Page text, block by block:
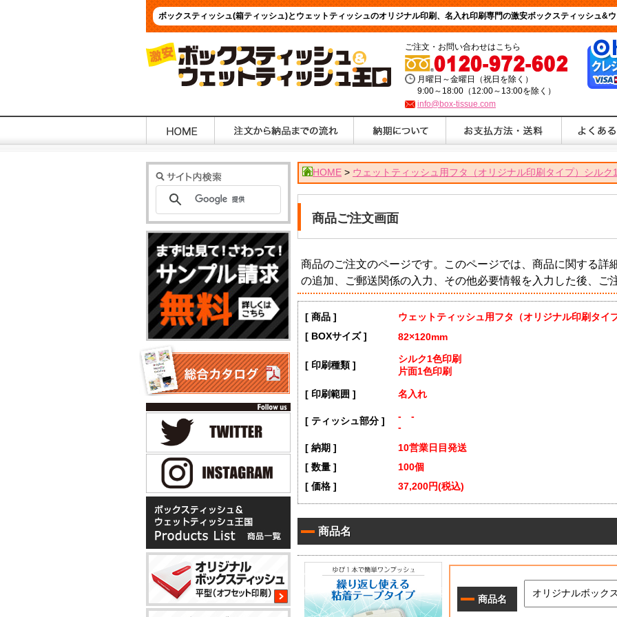
ボックスティッシュ(箱ティッシュ)とウェットティッシュのオリジナル印刷、名入れ印刷専門の激安ボックスティッシュ&
ご注文・お問い合わせはこちら
月曜日～金曜日（祝日を除く）
9:00～18:00（12:00～13:00を除く）
info@box-tissue.com
HOME > ウェットティッシュ用フタ（オリジナル印刷タイプ）シルク
商品ご注文画面
商品のご注文のページです。このページでは、商品に関する詳
の追加、ご郵送関係の入力、その他必要情報を入力した後、ご
[ 商品 ]
ウェットティッシュ用フタ（オリジナル印刷タイ
[ BOXサイズ ]
82×120mm
[ 印刷種類 ]
シルク1色印刷
片面1色印刷
[ 印刷範囲 ] 名入れ
[ ティッシュ部分 ]
- -
-
[ 納期 ]
10営業日目発送
[ 数量 ]
100個
[ 価格 ]
37,200円(税込)
商品名
商品名